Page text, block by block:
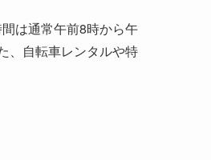
は通常午前8時から午
、自転車レンタルや特